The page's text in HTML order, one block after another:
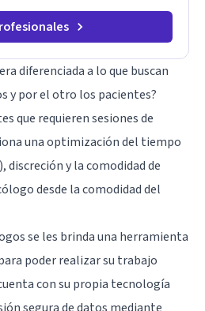
diferenciada a lo que buscan
y por el otro los pacientes?
que requieren sesiones de
una optimización del tiempo
y la comodidad de
desde la comodidad del
se les brinda una herramienta
poder realizar su trabajo
con su propia tecnología